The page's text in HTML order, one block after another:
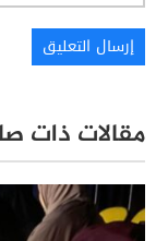
مقالات ذات